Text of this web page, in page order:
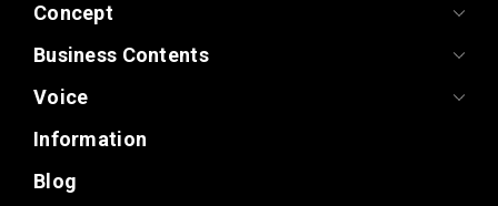
Concept
Business Contents
Voice
Information
Blog